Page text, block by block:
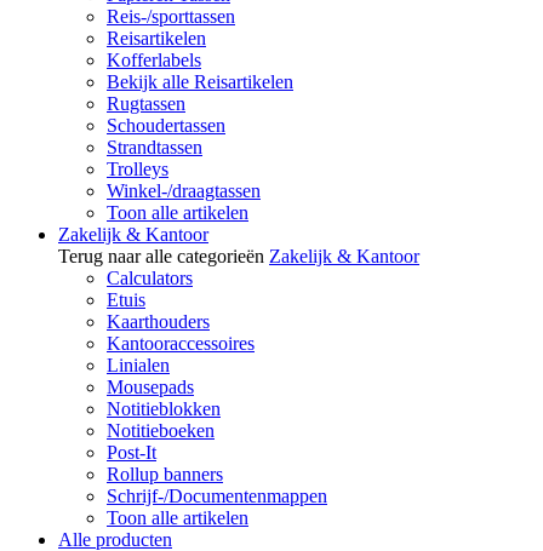
Reis-/sporttassen
Reisartikelen
Kofferlabels
Bekijk alle Reisartikelen
Rugtassen
Schoudertassen
Strandtassen
Trolleys
Winkel-/draagtassen
Toon alle artikelen
Zakelijk & Kantoor
Terug naar alle categorieën Zakelijk & Kantoor
Calculators
Etuis
Kaarthouders
Kantooraccessoires
Linialen
Mousepads
Notitieblokken
Notitieboeken
Post-It
Rollup banners
Schrijf-/Documentenmappen
Toon alle artikelen
Alle producten